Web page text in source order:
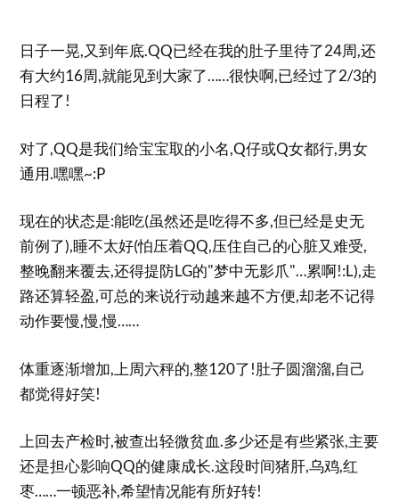
日子一晃,又到年底.QQ已经在我的肚子里待了24周,还
有大约16周,就能见到大家了……很快啊,已经过了2/3的
日程了!
对了,QQ是我们给宝宝取的小名,Q仔或Q女都行,男女
通用.嘿嘿~:P
现在的状态是:能吃(虽然还是吃得不多,但已经是史无
前例了),睡不太好(怕压着QQ,压住自己的心脏又难受,
整晚翻来覆去,还得提防LG的"梦中无影爪"…累啊!:L),走
路还算轻盈,可总的来说行动越来越不方便,却老不记得
动作要慢,慢,慢……
体重逐渐增加,上周六秤的,整120了!肚子圆溜溜,自己
都觉得好笑!
上回去产检时,被查出轻微贫血.多少还是有些紧张,主要
还是担心影响QQ的健康成长.这段时间猪肝,乌鸡,红
枣……一顿恶补,希望情况能有所好转!